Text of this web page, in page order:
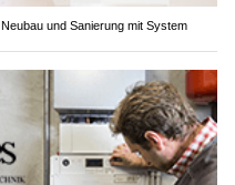
und Sanierung mit System